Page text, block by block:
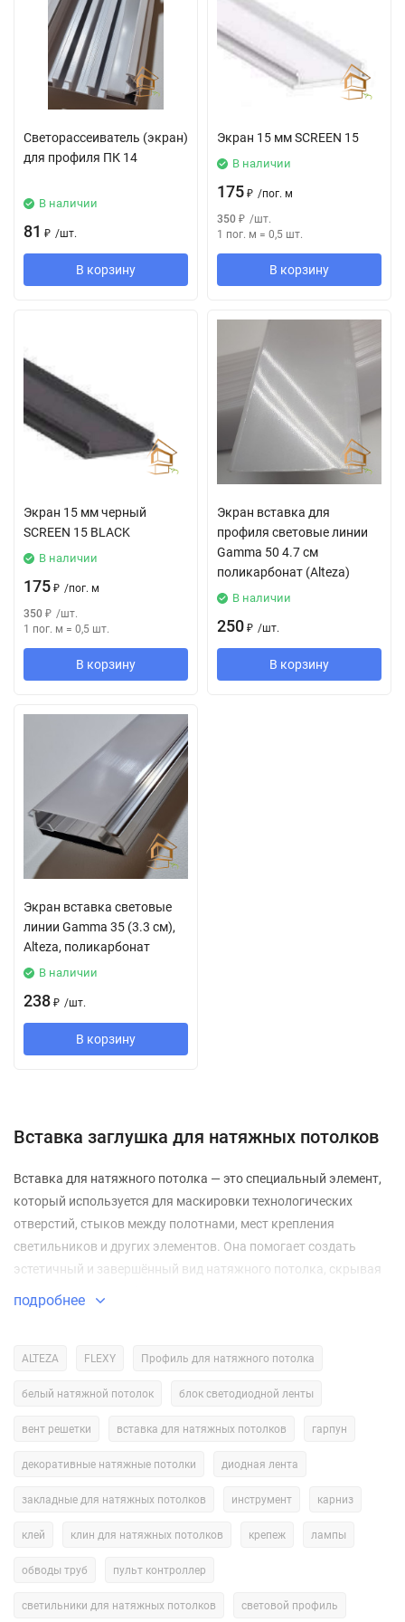
Светорассеиватель (экран)
для профиля ПК 14
В наличии
81 ₽ /шт.
В корзину
Экран 15 мм SCREEN 15
В наличии
175 ₽ /пог. м
350 ₽ /шт.
1 пог. м = 0,5 шт.
В корзину
Экран 15 мм черный
SCREEN 15 BLACK
В наличии
175 ₽ /пог. м
350 ₽ /шт.
1 пог. м = 0,5 шт.
В корзину
Экран вставка для
профиля световые линии
Gamma 50 4.7 см
поликарбонат (Alteza)
В наличии
250 ₽ /шт.
В корзину
Экран вставка световые
линии Gamma 35 (3.3 см),
Alteza, поликарбонат
В наличии
238 ₽ /шт.
В корзину
Вставка заглушка для натяжных потолков
Вставка для натяжного потолка — это специальный элемент,
который используется для маскировки технологических
отверстий, стыков между полотнами, мест крепления
светильников и других элементов. Она помогает создать
эстетичный и завершённый вид натяжного потолка, скрывая
все неровности и дефекты основного потолка.
таких как пластик, металл или ПВХ, что обеспечивает её
Благодаря разнообразию форм и цветов, вставки легко
Преимущества использования вставок для натяжных
скрытие неровностей и дефектов основного потолка;
возможность использования в качестве элемента декора.
подробнее
ALTEZA FLEXY Профиль для натяжного потолка
белый натяжной потолок блок светодиодной ленты
вент решетки вставка для натяжных потолков гарпун
декоративные натяжные потолки диодная лента
закладные для натяжных потолков инструмент карниз
клей клин для натяжных потолков крепеж лампы
обводы труб пульт контроллер
светильники для натяжных потолков световой профиль